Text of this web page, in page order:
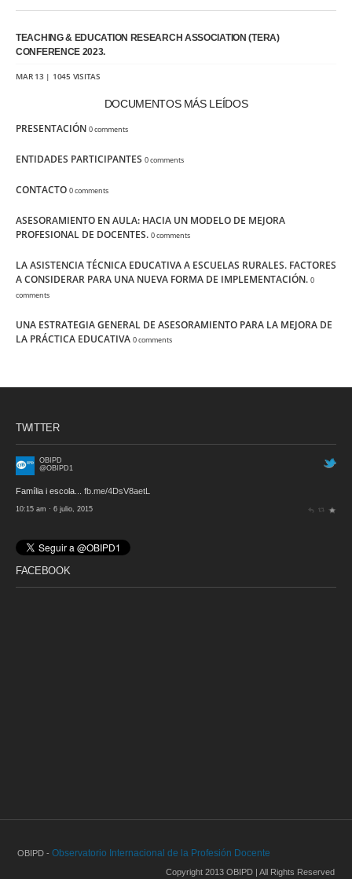
TEACHING & EDUCATION RESEARCH ASSOCIATION (TERA)
CONFERENCE 2023.
MAR 13 | 1045 VISITAS
DOCUMENTOS MÁS LEÍDOS
PRESENTACIÓN 0 comments
ENTIDADES PARTICIPANTES 0 comments
CONTACTO 0 comments
ASESORAMIENTO EN AULA: HACIA UN MODELO DE MEJORA
PROFESIONAL DE DOCENTES. 0 comments
LA ASISTENCIA TÉCNICA EDUCATIVA A ESCUELAS RURALES. FACTORES
A CONSIDERAR PARA UNA NUEVA FORMA DE IMPLEMENTACIÓN. 0
comments
UNA ESTRATEGIA GENERAL DE ASESORAMIENTO PARA LA MEJORA DE
LA PRÁCTICA EDUCATIVA 0 comments
TWITTER
OBIPD
@OBIPD1
Família i escola... fb.me/4DsV8aetL
10:15 am · 6 julio, 2015
FACEBOOK
OBIPD -Observatorio Internacional de la Profesión Docente
Copyright 2013 OBIPD | All Rights Reserved